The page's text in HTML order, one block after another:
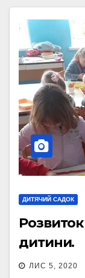
ДИТЯЧИЙ САДОК
дитини.
ЛИС 5, 2020